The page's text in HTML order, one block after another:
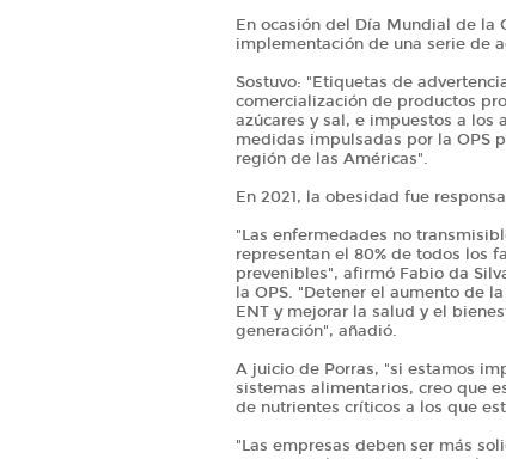
En ocasión del Día Mundial de la
implementación de una serie de
Sostuvo: "Etiquetas de
comercialización de productos
azúcares y sal, e impuestos a los
medidas impulsadas por la OPS
región de las Américas".
En 2021, la obesidad fue
"Las enfermedades no
representan el 80% de todos los
prevenibles", afirmó Fabio da
la OPS. "Detener el aumento de
ENT y mejorar la salud y el
generación", añadió.
A juicio de Porras, "si estamos
sistemas alimentarios, creo que
de nutrientes críticos a los que
"Las empresas deben ser más